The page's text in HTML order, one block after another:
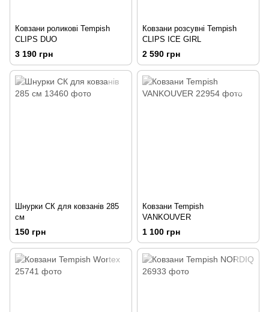
Ковзани роликові Tempish
CLIPS DUO
3 190 грн
Ковзани розсувні Tempish
CLIPS ICE GIRL
2 590 грн
Шнурки СК для ковзанів 285
см
150 грн
Ковзани Tempish
VANKOUVER
1 100 грн